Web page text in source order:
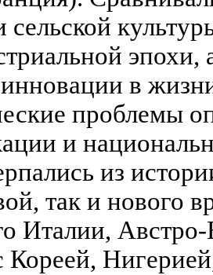
сельской
эпохи,
в
проблемы
и
из
так и нового
Италии,
Кореей,